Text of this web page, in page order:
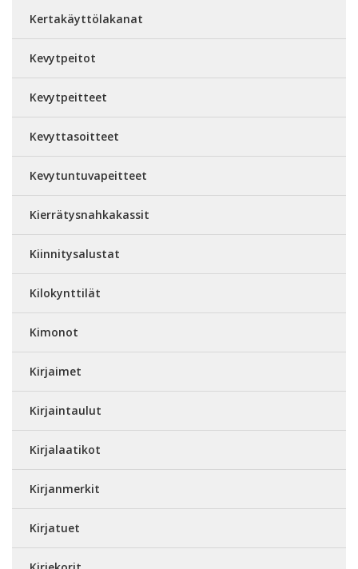
Kertakäyttölakanat
Kevytpeitot
Kevytpeitteet
Kevyttasoitteet
Kevytuntuvapeitteet
Kierrätysnahkakassit
Kiinnitysalustat
Kilokynttilät
Kimonot
Kirjaimet
Kirjaintaulut
Kirjalaatikot
Kirjanmerkit
Kirjatuet